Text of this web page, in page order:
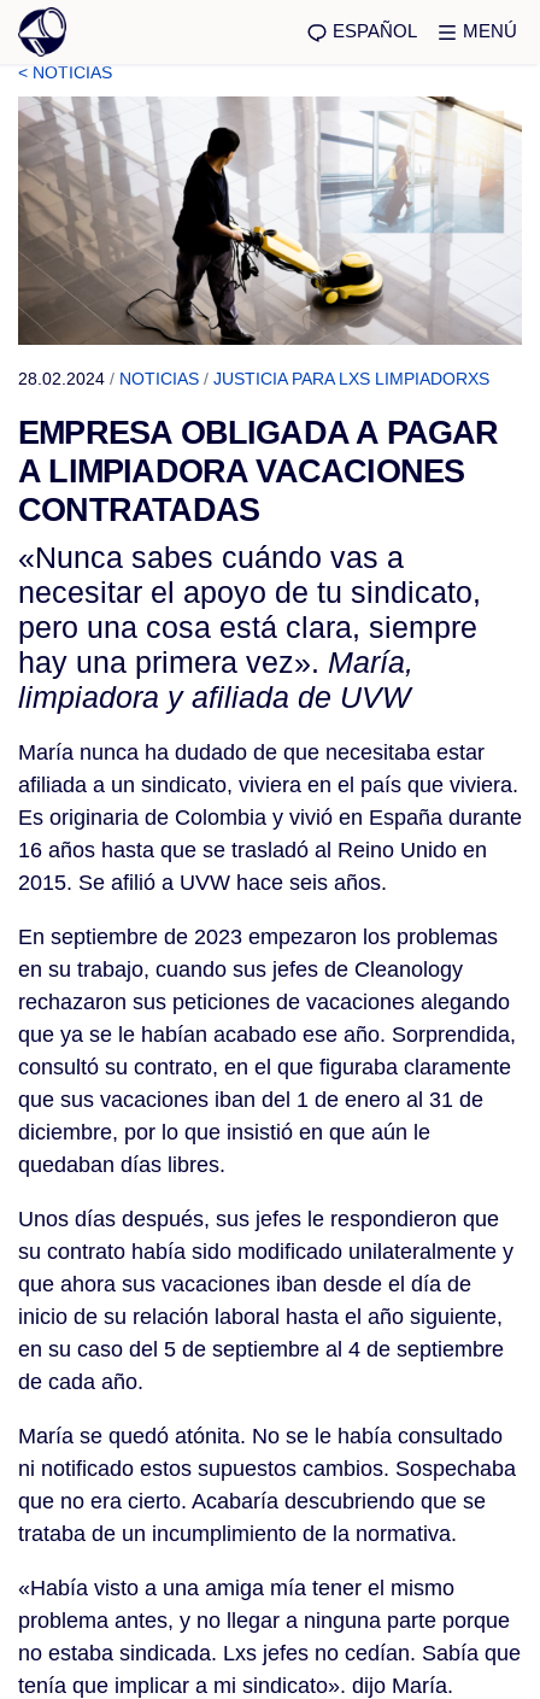
ESPAÑOL MENÚ
< NOTICIAS
28.02.2024 / NOTICIAS / JUSTICIA PARA LXS LIMPIADORXS
EMPRESA OBLIGADA A PAGAR
A LIMPIADORA VACACIONES
CONTRATADAS
«Nunca sabes cuándo vas a
necesitar el apoyo de tu sindicato,
pero una cosa está clara, siempre
hay una primera vez». María,
limpiadora y afiliada de UVW
María nunca ha dudado de que necesitaba estar
afiliada a un sindicato, viviera en el país que viviera.
Es originaria de Colombia y vivió en España durante
16 años hasta que se trasladó al Reino Unido en
2015. Se afilió a UVW hace seis años.
En septiembre de 2023 empezaron los problemas
en su trabajo, cuando sus jefes de Cleanology
rechazaron sus peticiones de vacaciones alegando
que ya se le habían acabado ese año. Sorprendida,
consultó su contrato, en el que figuraba claramente
que sus vacaciones iban del 1 de enero al 31 de
diciembre, por lo que insistió en que aún le
quedaban días libres.
Unos días después, sus jefes le respondieron que
su contrato había sido modificado unilateralmente y
que ahora sus vacaciones iban desde el día de
inicio de su relación laboral hasta el año siguiente,
en su caso del 5 de septiembre al 4 de septiembre
de cada año.
María se quedó atónita. No se le había consultado
ni notificado estos supuestos cambios. Sospechaba
que no era cierto. Acabaría descubriendo que se
trataba de un incumplimiento de la normativa.
«Había visto a una amiga mía tener el mismo
problema antes, y no llegar a ninguna parte porque
no estaba sindicada. Lxs jefes no cedían. Sabía que
tenía que implicar a mi sindicato». dijo María.